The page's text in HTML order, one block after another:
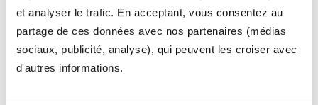
et analyser le trafic. En acceptant, vous consentez au
partage de ces données avec nos partenaires (médias
sociaux, publicité, analyse), qui peuvent les croiser avec
d'autres informations.